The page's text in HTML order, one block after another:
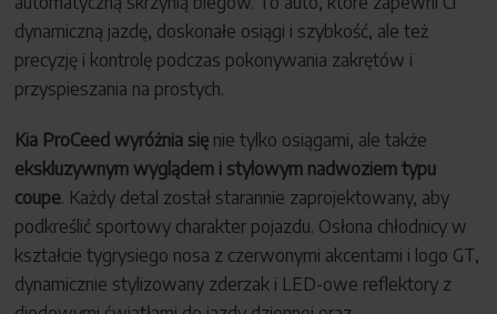
dynamiczną jazdę, doskonałe osiągi i szybkość, ale też
precyzję i kontrolę podczas pokonywania zakrętów i
przyspieszania na prostych.
Kia ProCeed wyróżnia się nie tylko osiągami, ale także
ekskluzywnym wyglądem i stylowym nadwoziem typu
coupe. Każdy detal został starannie zaprojektowany, aby
podkreślić sportowy charakter pojazdu. Osłona chłodnicy w
kształcie tygrysiego nosa z czerwonymi akcentami i logo GT,
dynamicznie stylizowany zderzak i LED-owe reflektory z